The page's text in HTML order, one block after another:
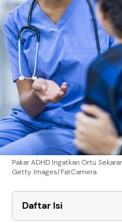
Pakar ADHD Ingatkan Ortu
Getty Images/FatCamera
Daftar Isi